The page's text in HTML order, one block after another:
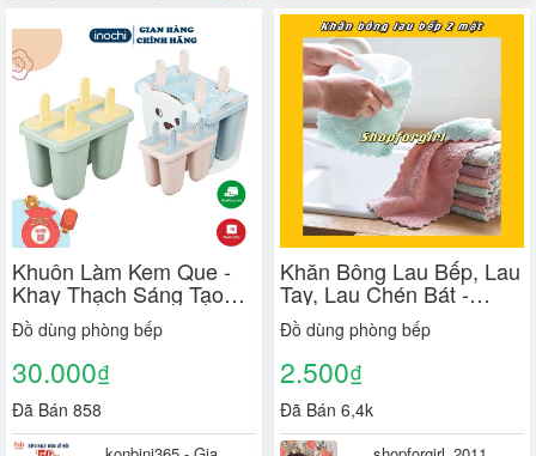
Khuôn Làm Kem Que -
Khay Thạch Sáng Tạo
Inochi Cao Cấp
Đồ dùng phòng bếp
30.000₫
Đã Bán 858
Khăn Bông Lau Bếp, Lau
Tay, Lau Chén Bát -
Khăn Vệ Sinh Đa Năng 2
Mặt Siêu Thấm Hút -
SHOPFORGIRL
Đồ dùng phòng bếp
2.500₫
Đã Bán 6,4k